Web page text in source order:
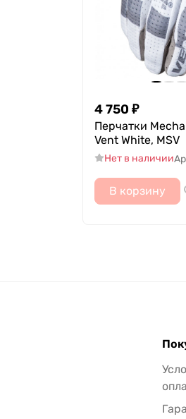
4 750 ₽
Перчатки
Vent White, MSV
Нет в наличии
В корзину